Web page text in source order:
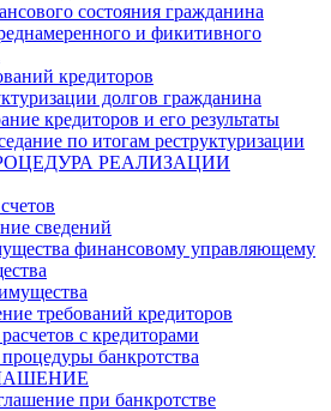
состояния гражданина
и фикитивного
кредиторов
долгов гражданина
кредиторов и его результаты
по итогам реструктуризации
РЕАЛИЗАЦИИ
сведений
финансовому управляющему
требований кредиторов
с кредиторами
банкротства
при банкротстве